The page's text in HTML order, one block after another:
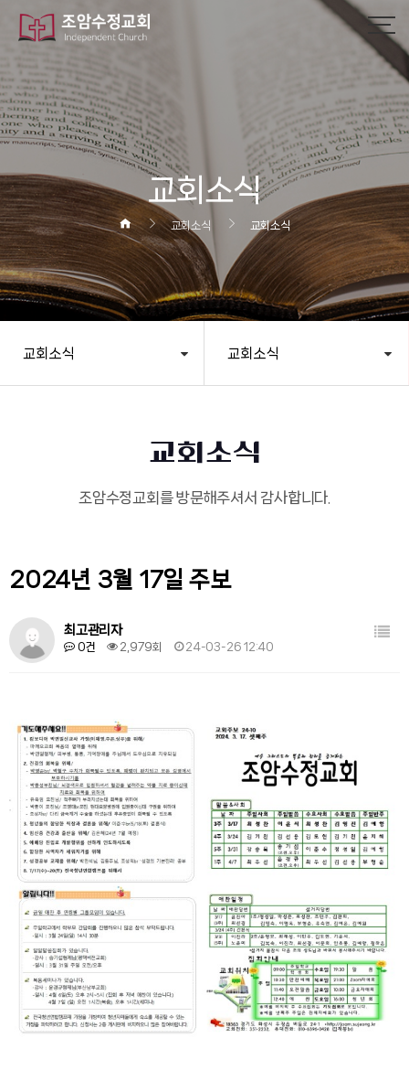
교회소식
교회소식 교회소식
교회소식 교회소식
교회소식
조암수정교회를 방문해주셔서 감사합니다.
2024년 3월 17일 주보
최고관리자
0건 2,979회 24-03-26 12:40